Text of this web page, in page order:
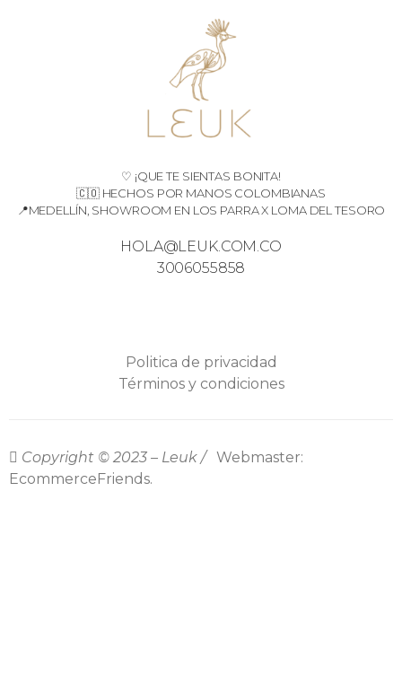
♡ ¡QUE TE SIENTAS BONITA!
🇨🇴 HECHOS POR MANOS COLOMBIANAS
📍MEDELLÍN, SHOWROOM EN LOS PARRA X LOMA DEL TESORO
HOLA@LEUK.COM.CO
3006055858
Politica de privacidad
Términos y condiciones
Copyright © 2023 – Leuk / Webmaster:
EcommerceFriends.